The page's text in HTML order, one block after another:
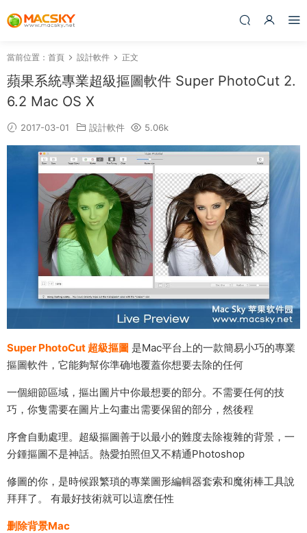
當前位置： 首頁 設計軟件 正文
蘋果系統專業超級摳圖軟件 Super PhotoCut 2.
6.2 Mac OS X
2017-03-01 設計軟件 5.06k
Super PhotoCut 超級摳圖 是Mac平台上的一款簡易小巧的專業
摳圖軟件，它能夠幫你準确地覆蓋你想要去除的任何
一個細節區域，摳出圖片中你最想要的部分。不需要任何的技
巧，你隻需要在圖片上勾畫出需要保留的部分，然後程
序會自動處理。超級摳圖善于以最小的難度去除複雜的背景，一
分鍾摳圖不是神話。熱愛拍照但又不精通Photoshop
修圖的你，是時候跟繁瑣的專業圖形編輯器套索和魔術棒工具說
拜拜了。 有最好技術就可以這麽任性
删除背景Mac